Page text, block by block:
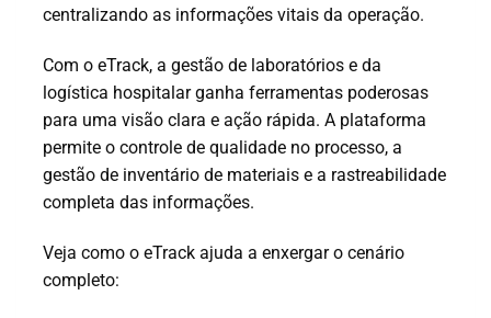
centralizando as informações vitais da operação.
Com o eTrack, a gestão de laboratórios e da
logística hospitalar ganha ferramentas poderosas
para uma visão clara e ação rápida. A plataforma
permite o controle de qualidade no processo, a
gestão de inventário de materiais e a rastreabilidade
completa das informações.
Veja como o eTrack ajuda a enxergar o cenário
completo: